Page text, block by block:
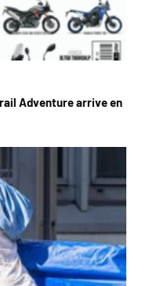
Adventure arrive en